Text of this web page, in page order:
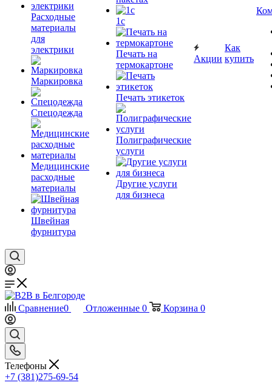
Расходные
материалы
для
электрики
Маркировка
Спецодежда
Медицинские
расходные
материалы
Швейная
фурнитура
1c
Печать на
термокартоне
Печать этикеток
Полиграфические
услуги
Другие услуги
для бизнеса
Акции
Как
купить
Сравнение0 Отложенные 0 Корзина 0
Телефоны
+7 (381)275-69-54